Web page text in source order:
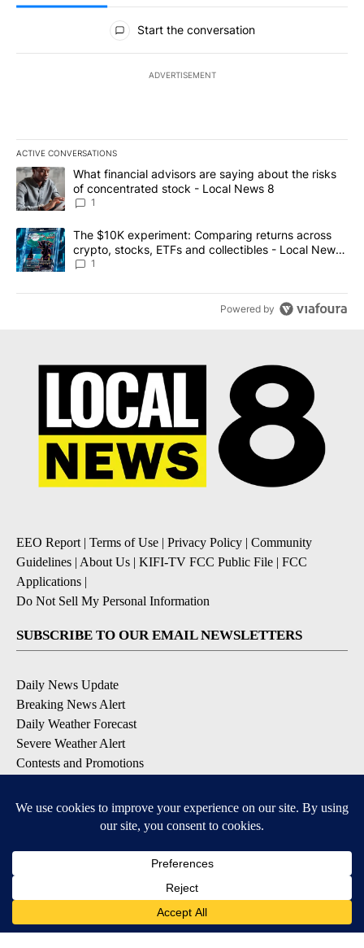
All Comments
Start the conversation
ADVERTISEMENT
ACTIVE CONVERSATIONS
The following is a list of the most commented articles in the last
A trending article titled "What financial advisors are saying
What financial advisors are saying about the risks
of concentrated stock - Local News 8
1
A trending article titled "The $10K experiment: Comparing
The $10K experiment: Comparing returns across
crypto, stocks, ETFs and collectibles - Local News
8
1
Powered by
EEO Report| Terms of Use | Privacy Policy | Community
Guidelines | About Us | KIFI-TV FCC Public File | FCC
Applications |
Do Not Sell My Personal Information
SUBSCRIBE TO OUR EMAIL NEWSLETTERS
Daily News Update
Breaking News Alert
Daily Weather Forecast
Severe Weather Alert
Contests and Promotions